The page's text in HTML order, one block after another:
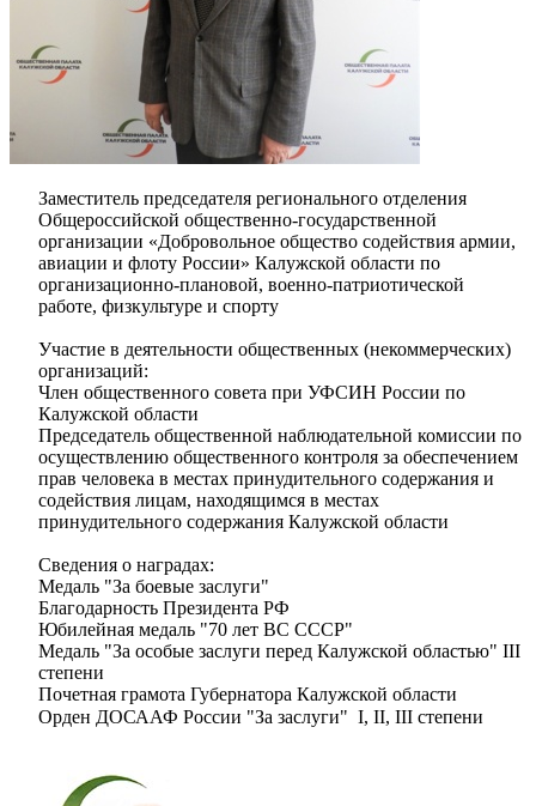
Заместитель председателя регионального отделения
Общероссийской общественно-государственной
организации «Добровольное общество содействия армии,
авиации и флоту России» Калужской области по
организационно-плановой, военно-патриотической
работе, физкультуре и спорту
Участие в деятельности общественных (некоммерческих)
организаций:
Член общественного совета при УФСИН России по
Калужской области
Председатель общественной наблюдательной комиссии по
осуществлению общественного контроля за обеспечением
прав человека в местах принудительного содержания и
содействия лицам, находящимся в местах
принудительного содержания Калужской области
Сведения о наградах:
Медаль "За боевые заслуги"
Благодарность Президента РФ
Юбилейная медаль "70 лет ВС СССР"
Медаль "За особые заслуги перед Калужской областью" III
степени
Почетная грамота Губернатора Калужской области
Орден ДОСААФ России "За заслуги" I, II, III степени